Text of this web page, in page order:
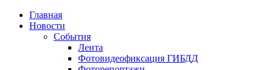
Главная
Новости
События
Лента
Фотовидеофиксация ГИБДД